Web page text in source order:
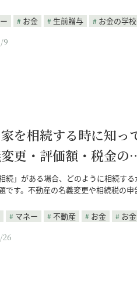
お金 生前贈与
お金の学校
9
を相続する時に知っ
更・評価額・税金の
相続」がある場合、どのように相続す
です。不動産の名義変更や相続税の
マネー 不動産 お金
お
26